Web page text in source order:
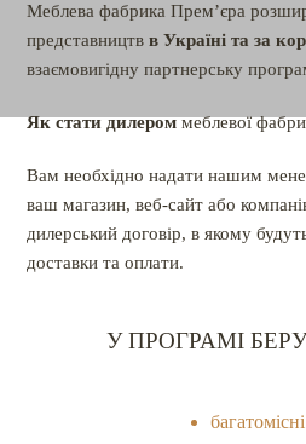
Меблева фабрика Прем’єра
представництвв Україні та за
взаємовигідну партнерську
Як стати дилероммеблевої
Вам необхідно надати нашим
ваш магазин, веб-сайт або
дилерський договір, в якому
доставки та оплати.
У ПРОГРАМІ